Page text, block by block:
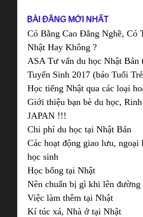
BÀI ĐĂNG MỚI NHẤT
Có Bằng Cao Đẳng Nghề, Có
Nhật Hay Không ?
ASA Tư vấn du học Nhật Bản
Tuyển Sinh 2017 (báo Tuổi
Học tiếng Nhật qua các loại
Giới thiệu bạn bè du học,
JAPAN !!!
Chi phí du học tại Nhật Bản
Các hoạt động giao lưu, ngoại
học sinh
Học bổng tại Nhật
Nên chuẩn bị gì khi lên đường
Việc làm thêm tại Nhật
Kí túc xá, Nhà ở tại Nhật